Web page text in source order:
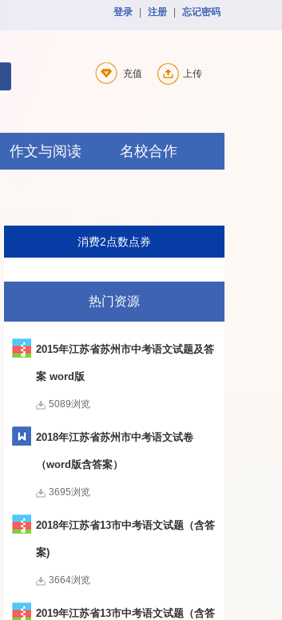
登录 注册 忘记密码
充值 上传
作文与阅读 名校合作
消费2点数点券
热门资源
2015年江苏省苏州市中考语文试题及答
案 word版
5089浏览
2018年江苏省苏州市中考语文试卷
（word版含答案）
3695浏览
2018年江苏省13市中考语文试题（含答
案)
3664浏览
2019年江苏省13市中考语文试题（含答